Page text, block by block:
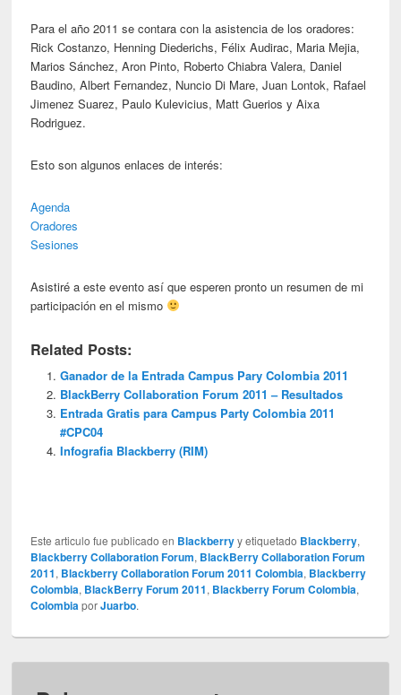
Para el año 2011 se contara con la asistencia de los oradores:
Rick Costanzo, Henning Diederichs, Félix Audirac, Maria Mejia,
Marios Sánchez, Aron Pinto, Roberto Chiabra Valera, Daniel
Baudino, Albert Fernandez, Nuncio Di Mare, Juan Lontok, Rafael
Jimenez Suarez, Paulo Kulevicius, Matt Guerios y Aixa
Rodriguez.
Esto son algunos enlaces de interés:
Agenda
Oradores
Sesiones
Asistiré a este evento así que esperen pronto un resumen de mi
participación en el mismo
Related Posts:
Ganador de la Entrada Campus Pary Colombia 2011
BlackBerry Collaboration Forum 2011 – Resultados
Entrada Gratis para Campus Party Colombia 2011
#CPC04
Infografia Blackberry (RIM)
Este articulo fue publicado en Blackberryy etiquetado Blackberry,
Blackberry Collaboration Forum, BlackBerry Collaboration Forum
2011, Blackberry Collaboration Forum 2011 Colombia, Blackberry
Colombia, BlackBerry Forum 2011, Blackberry Forum Colombia,
ColombiaporJuarbo.